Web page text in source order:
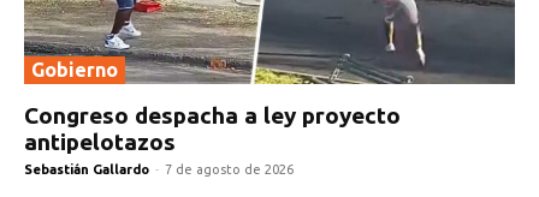
Gobierno
Congreso despacha a ley proyecto
antipelotazos
Sebastián Gallardo - 7 de agosto de 2026